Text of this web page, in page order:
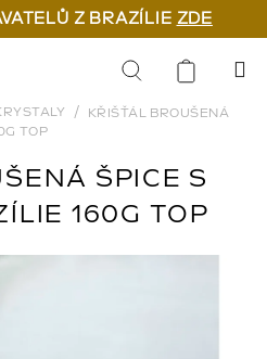
Z BRAZÍLIE ZDE
Hledat
KŘIŠŤÁL BROUŠENÁ
TOP
ŠPICE S
160G TOP